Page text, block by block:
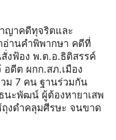
ญาคดีทุจริตและ
านคำพิพากษา คดีที่
งฟ้อง พ.ต.อ.ธิติสรรค์
ดีต ผกก.สภ.เมือง
ม 7 คน ฐานร่วมกัน
นะพัฒน์ ผู้ต้องหายาเสพ
งดำคลุมศีรษะ จนขาด